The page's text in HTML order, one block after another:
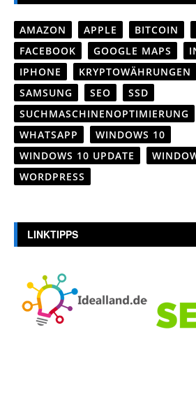
AMAZON APPLE BITCOIN
FACEBOOK
GOOGLE MAPS
IPHONE
KRYPTOWÄHRUNGEN
SAMSUNG
SEO
SSD
SUCHMASCHINENOPTIMIERUNG
WHATSAPP
WINDOWS 10
WINDOWS 10 UPDATE
WORDPRESS
LINKTIPPS